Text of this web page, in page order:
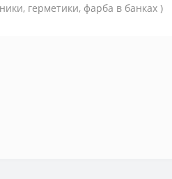
герметики, фарба в банках )